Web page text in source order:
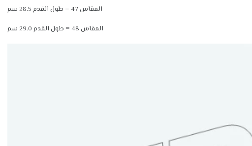
المقاس 47 = طول القدم 28.5 سم
المقاس 48 = طول القدم 29.0 سم